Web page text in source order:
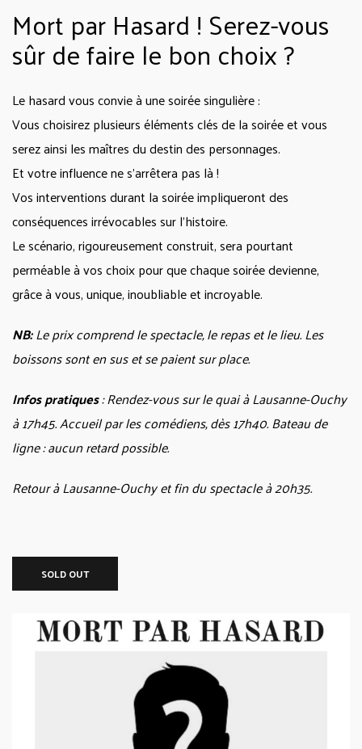
Mort par Hasard ! Serez-vous
sûr de faire le bon choix ?
Le hasard vous convie à une soirée singulière :
Vous choisirez plusieurs éléments clés de la soirée et vous
serez ainsi les maîtres du destin des personnages.
Et votre influence ne s’arrêtera pas là !
Vos interventions durant la soirée impliqueront des
conséquences irrévocables sur l’histoire.
Le scénario, rigoureusement construit, sera pourtant
perméable à vos choix pour que chaque soirée devienne,
grâce à vous, unique, inoubliable et incroyable.
NB:Le prix comprend le spectacle, le repas et le lieu. Les
boissons sont en sus et se paient sur place.
Infos pratiques:Rendez-vous sur le quai à Lausanne-Ouchy
à 17h45. Accueil par les comédiens, dès 17h40. Bateau de
ligne : aucun retard possible.
Retour à Lausanne-Ouchy et fin du spectacle à 20h35.
SOLD OUT